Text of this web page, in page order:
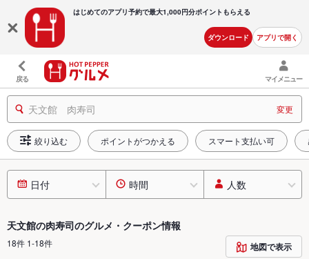
はじめてのアプリ予約で最大1,000円分ポイントもらえる
ダウンロード アプリで開く
戻る マイメニュー
天文館 肉寿司 変更
絞り込む ポイントがつかえる スマート支払い可
日付 時間 人数
天文館の肉寿司のグルメ・クーポン情報
18件 1-18件 地図で表示